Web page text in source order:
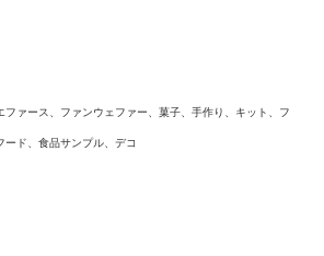
ファース、ファンウェファー、菓子、手作り、キット、フ
ード、食品サンプル、デコ